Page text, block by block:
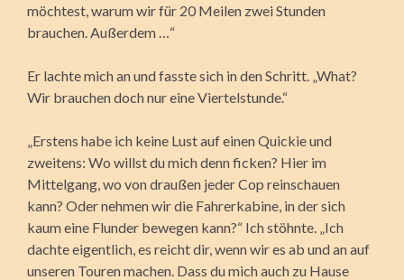
möchtest, warum wir für 20 Meilen zwei Stunden
brauchen. Außerdem …“
Er lachte mich an und fasste sich in den Schritt. „What?
Wir brauchen doch nur eine Viertelstunde.“
„Erstens habe ich keine Lust auf einen Quickie und
zweitens: Wo willst du mich denn ficken? Hier im
Mittelgang, wo von draußen jeder Cop reinschauen
kann? Oder nehmen wir die Fahrerkabine, in der sich
kaum eine Flunder bewegen kann?“ Ich stöhnte. „Ich
dachte eigentlich, es reicht dir, wenn wir es ab und an auf
unseren Touren machen. Dass du mich auch zu Hause